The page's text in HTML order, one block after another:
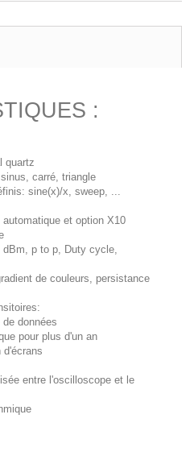
:
quartz
carré, triangle
sine(x)/x, sweep, ...
et option X10
dBm, p to p, Duty cycle,
de couleurs, persistance
données
pour plus d'un an
d'écrans
entre l'oscilloscope et le